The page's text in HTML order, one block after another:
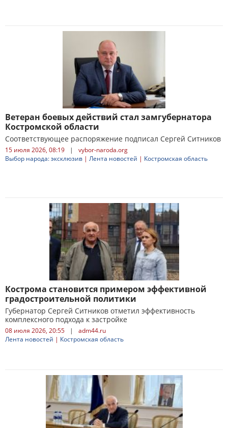
Ветеран боевых действий стал замгубернатора
Костромской области
Соответствующее распоряжение подписал Сергей Ситников
15 июля 2026, 08:19 |
vybor-naroda.org
Выбор народа: эксклюзив | Лента новостей | Костромская область
Кострома становится примером эффективной
градостроительной политики
Губернатор Сергей Ситников отметил эффективность
комплексного подхода к застройке
08 июля 2026, 20:55 |
adm44.ru
Лента новостей | Костромская область